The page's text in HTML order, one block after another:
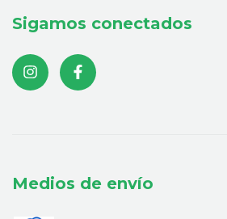
Sigamos conectados
Medios de envío